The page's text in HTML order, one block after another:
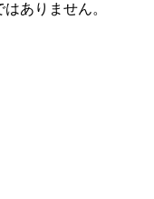
ありません。